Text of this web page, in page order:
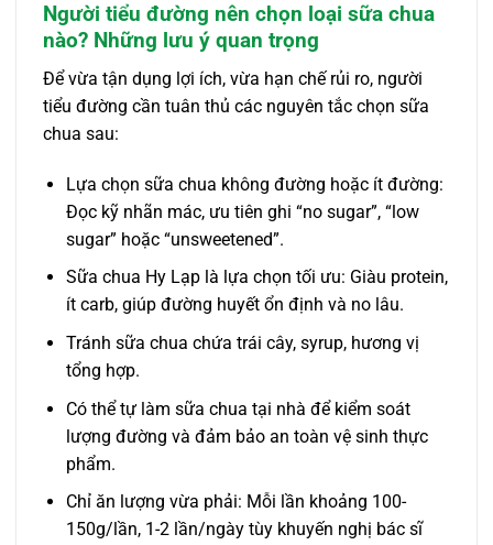
Người tiểu đường nên chọn loại sữa chua
nào? Những lưu ý quan trọng
Để vừa tận dụng lợi ích, vừa hạn chế rủi ro, người
tiểu đường cần tuân thủ các nguyên tắc chọn sữa
chua sau:
Lựa chọn sữa chua không đường hoặc ít đường:
Đọc kỹ nhãn mác, ưu tiên ghi “no sugar”, “low
sugar” hoặc “unsweetened”.
Sữa chua Hy Lạp là lựa chọn tối ưu: Giàu protein,
ít carb, giúp đường huyết ổn định và no lâu.
Tránh sữa chua chứa trái cây, syrup, hương vị
tổng hợp.
Có thể tự làm sữa chua tại nhà để kiểm soát
lượng đường và đảm bảo an toàn vệ sinh thực
phẩm.
Chỉ ăn lượng vừa phải: Mỗi lần khoảng 100-
150g/lần, 1-2 lần/ngày tùy khuyến nghị bác sĩ